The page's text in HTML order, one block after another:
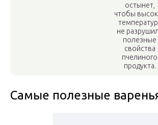
остынет,
чтобы
не
полезные
свойства
пчелиного
продукта.
Самые полезные